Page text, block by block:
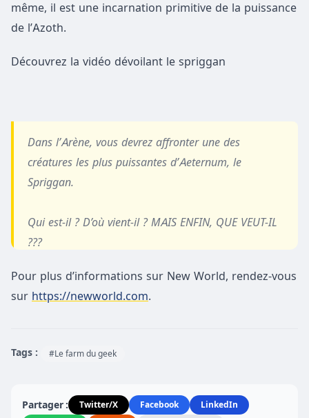
même, il est une incarnation primitive de la puissance
de l’Azoth.
Découvrez la vidéo dévoilant le spriggan
Dans l’Arène, vous devrez affronter une des
créatures les plus puissantes d’Aeternum, le
Spriggan.
Qui est-il ? D’où vient-il ? MAIS ENFIN, QUE VEUT-IL
???
disponibles ici ➡️https://t.co/fbVxdUiIoa
pic.twitter.com/Bae2prW1vd
May 14, 2020
Pour plus d’informations sur New World, rendez-vous
sur https://newworld.com.
Tags : #Le farm du geek
Partager : Twitter/X Facebook
LinkedIn